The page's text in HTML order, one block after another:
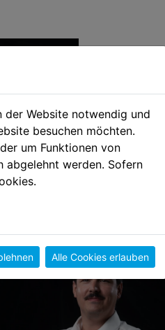
der Website notwendig und
besuchen möchten.
um Funktionen von
abgelehnt werden. Sofern
Alle Cookies erlauben